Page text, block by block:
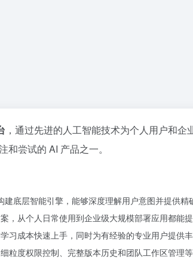
，通过先进的人工智能技术为个人用户和
尝试的 AI 产品之一。
底层智能引擎，能够深度理解用户意图并提供
，从个人日常使用到企业级大规模部署应用都能
习成本快速上手，同时为有经验的专业用户提供
粒度权限控制、完整版本历史和团队工作区管理